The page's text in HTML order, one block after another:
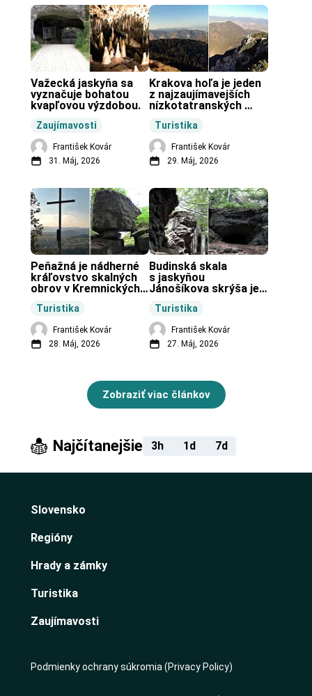
Zaujímavosti
Važecká jaskyňa sa
vyznačuje bohatou
kvapľovou výzdobou.
František Kovár
31. Máj, 2026
Turistika
Krakova hoľa je jeden
z najzaujímavejších
nízkotatranských
František Kovár
29. Máj, 2026
Turistika
Peňažná je nádherné
kráľovstvo skalných
obrov v Kremnických
František Kovár
28. Máj, 2026
Turistika
Budinská skala
s jaskyňou
Jánošíkova skrýša je
obci Budiná.
František Kovár
27. Máj, 2026
Zobraziť viac článkov
Najčítanejšie 3h 1d 7d
Slovensko
Regióny
Hrady a zámky
Turistika
Zaujímavosti
Podmienky ochrany súkromia (Privacy Policy)